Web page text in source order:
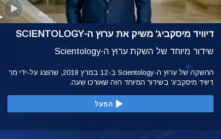
דיוויד מיסקביג' משיק את ערוץ ה-SCIENTOLOGY
שידור מיוחד של השקת ערוץ ה-Scientology
ההשקה של ערוץ ה-Scientology ב-12 במרץ 2018, שהוצג על-ידי מר
דיוויד מיסקביג' בשידור המיוחד הזה שאורכו שעה.
הפעל